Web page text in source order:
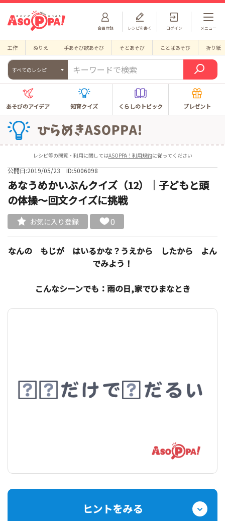
会員登録 ログイン
レシピを書く メニュー
工作 ぬりえ 手あそび歌あそび そとあそび ことばあそび 折り紙
すべてのレシピ
あそびのアイデア 知育クイズ くらしのトピック プレゼント
レシピ等の閲覧・利用に関してはASOPPA！利用規約に従ってください
公開日:2019/05/23 ID:5006098
あなうめかいぶんクイズ（12）｜子どもと頭
の体操～回文クイズに挑戦
お気に入り登録 0
なんの もじが はいるかな？うえから したから よん
でみよう！
こんなシーンでも：雨の日,家でひまなとき
ヒントをみる